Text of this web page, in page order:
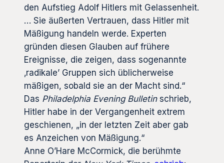
den Aufstieg Adolf Hitlers mit Gelassenheit.
… Sie äußerten Vertrauen, dass Hitler mit
Mäßigung handeln werde. Experten
gründen diesen Glauben auf frühere
Ereignisse, die zeigen, dass sogenannte
‚radikale’ Gruppen sich üblicherweise
mäßigen, sobald sie an der Macht sind.“
Das Philadelphia Evening Bulletinschrieb,
Hitler habe in der Vergangenheit extrem
geschienen, „in der letzten Zeit aber gab
es Anzeichen von Mäßigung.“
Anne O’Hare McCormick, die berühmte